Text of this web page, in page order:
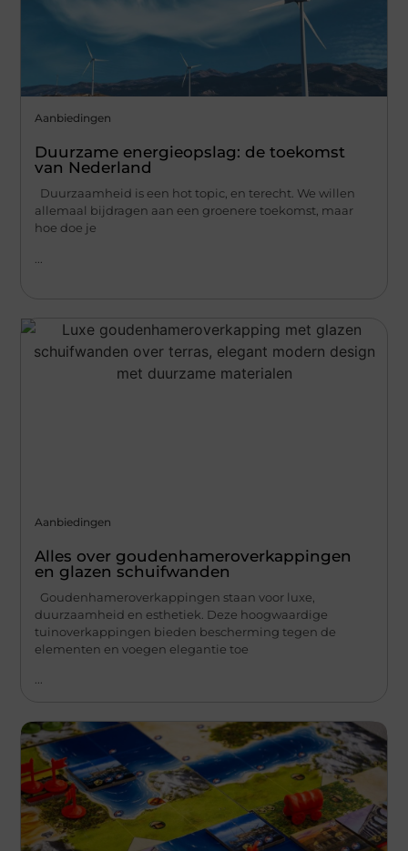
Aanbiedingen
Duurzame energieopslag: de toekomst
van Nederland
Duurzaamheid is een hot topic, en terecht. We willen
allemaal bijdragen aan een groenere toekomst, maar
hoe doe je
Aanbiedingen
Alles over goudenhameroverkappingen
en glazen schuifwanden
Goudenhameroverkappingen staan voor luxe,
duurzaamheid en esthetiek. Deze hoogwaardige
tuinoverkappingen bieden bescherming tegen de
elementen en voegen elegantie toe